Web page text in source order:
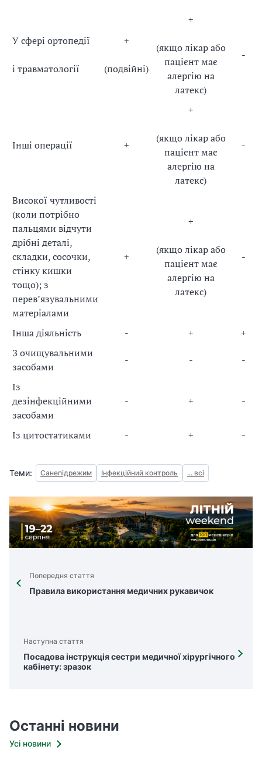
Усфері ортопедії
і травматології
+
(подвійні)
+
(якщо лікар або
пацієнт має
алергію на
латекс)
-
Інші операції +
+
(якщо лікар або
пацієнт має
алергію на
латекс)
-
Високої чутливості
(коли потрібно
пальцями відчути
дрібні деталі,
складки, сосочки,
стінку кишки
тощо); з
перевʼязувальними
матеріалами
+
+
(якщо лікар або
пацієнт має
алергію на
латекс)
-
Іншадіяльність - +
+
З очищувальними
засобами
- - -
Із
дезінфекційними
засобами
- + -
Із цитостатиками - + -
Теми: Санепідрежим Інфекційний контроль ... всі
Попередня стаття
Правила використання медичних рукавичок
Наступна стаття
Посадова інструкція сестри медичної хірургічного
кабінету: зразок
Останні новини
Усі новини